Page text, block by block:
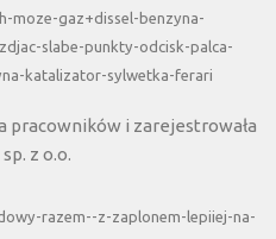
moze-gaz+dissel-benzyna-
slabe-punkty-odcisk-palca-
katalizator-sylwetka-ferari
pracowników i zarejestrowała
z o.o.
razem--z-zaplonem-lepiiej-na-